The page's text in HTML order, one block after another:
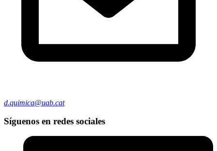
d.quimica@uab.cat
Síguenos en redes sociales